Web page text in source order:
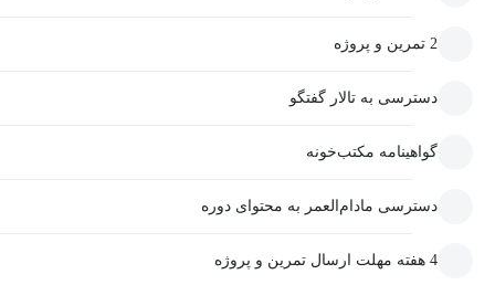
2 تمرین و پروژه
دسترسی به تالار گفتگو
گواهینامه مکتب‌خونه
دسترسی مادام‌العمر به محتوای دوره
4 هفته مهلت ارسال تمرین و پروژه